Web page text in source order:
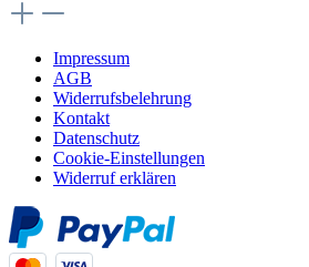
Impressum
AGB
Widerrufsbelehrung
Kontakt
Datenschutz
Cookie-Einstellungen
Widerruf erklären